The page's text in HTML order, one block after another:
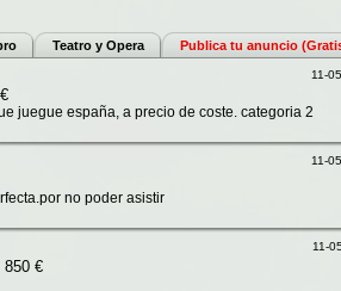
Teatro y Opera Publica tu anuncio
11-
juegue españa, a precio de coste. categoria 2
11-
no poder asistir
11-
€